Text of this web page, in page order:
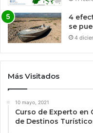
4
se
4
Más Visitados
10 mayo, 2021
Curso de Experto
de Destinos